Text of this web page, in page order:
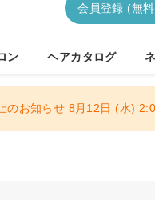
会員登録 (無
ン ヘアカタログ
のお知らせ 8月12日 (水)